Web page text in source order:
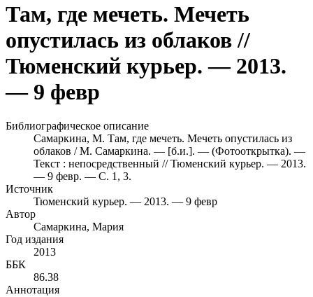
Там, где мечеть. Мечеть
опустилась из облаков //
Тюменский курьер. — 2013.
— 9 февр
Библиографическое описание
Самаркина, М. Там, где мечеть. Мечеть опустилась из
облаков / М. Самаркина. — [б.и.]. — (Фотооткрытка). —
Текст : непосредственный // Тюменский курьер. — 2013.
— 9 февр. — С. 1, 3.
Источник
Тюменский курьер. — 2013. — 9 февр
Автор
Самаркина, Мария
Год издания
2013
ББК
86.38
Аннотация